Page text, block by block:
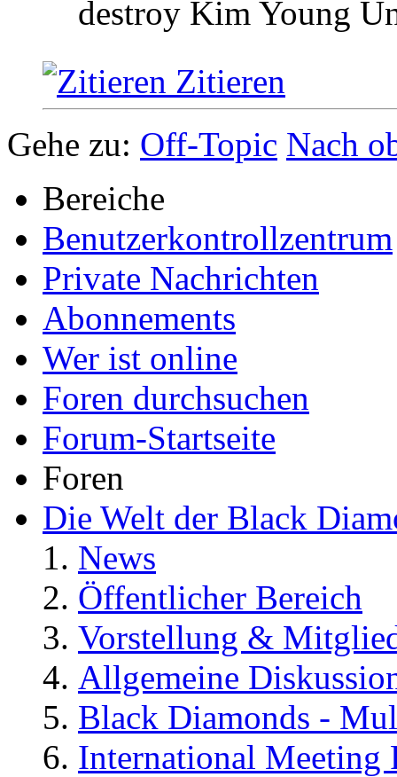
destroy Kim Young
Zitieren
Gehe zu: Off-Topic Nach
Bereiche
Benutzerkontrollzentrum
Private Nachrichten
Abonnements
Wer ist online
Foren durchsuchen
Forum-Startseite
Foren
Die Welt der Black
News
Öffentlicher Bereich
Vorstellung &
Allgemeine
Black Diamonds -
International Meeting